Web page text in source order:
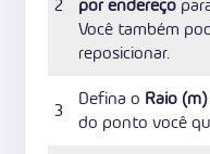
2 por endereço
Você também
reposicionar.
3
Defina o Raio (m)
do ponto você